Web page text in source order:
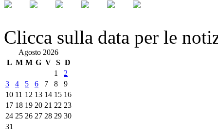
Clicca sulla data per le
Agosto 2026
L M M G V S D
1
2
3
4 5 6 7 8
9
10 11 12 13 14 15 16
17 18 19 20 21 22 23
24 25 26 27 28 29 30
31